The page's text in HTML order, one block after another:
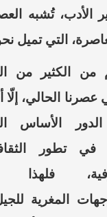
الأدب، تُشبه
التيتميل
من الكثير من
عصرنا الحالي، إلّا
الدور الأساس
في تطور
فلهذا
المغرية